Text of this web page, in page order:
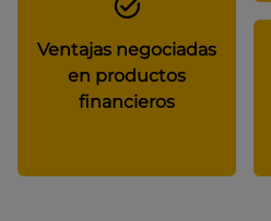
Ventajas negociadas
en productos
financieros